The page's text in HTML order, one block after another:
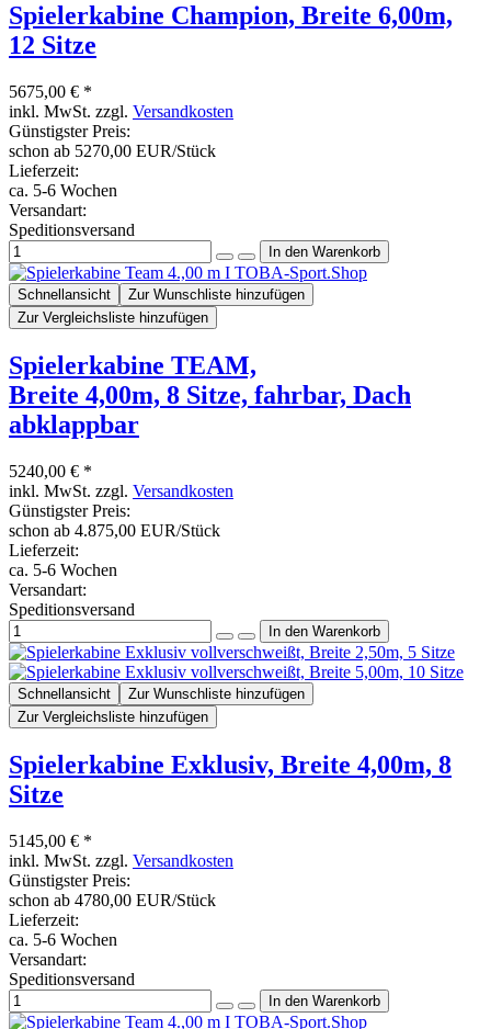
Spielerkabine Champion, Breite 6,00m,
12 Sitze
5675,00 € *
inkl. MwSt. zzgl. Versandkosten
Günstigster Preis:
schon ab 5270,00 EUR/Stück
Lieferzeit:
ca. 5-6 Wochen
Versandart:
Speditionsversand
Schnellansicht
Zur Wunschliste hinzufügen
Zur Vergleichsliste hinzufügen
Spielerkabine TEAM,
Breite 4,00m, 8 Sitze, fahrbar, Dach
abklappbar
5240,00 € *
inkl. MwSt. zzgl. Versandkosten
Günstigster Preis:
schon ab 4.875,00 EUR/Stück
Lieferzeit:
ca. 5-6 Wochen
Versandart:
Speditionsversand
Schnellansicht
Zur Wunschliste hinzufügen
Zur Vergleichsliste hinzufügen
Spielerkabine Exklusiv, Breite 4,00m, 8
Sitze
5145,00 € *
inkl. MwSt. zzgl. Versandkosten
Günstigster Preis:
schon ab 4780,00 EUR/Stück
Lieferzeit:
ca. 5-6 Wochen
Versandart:
Speditionsversand